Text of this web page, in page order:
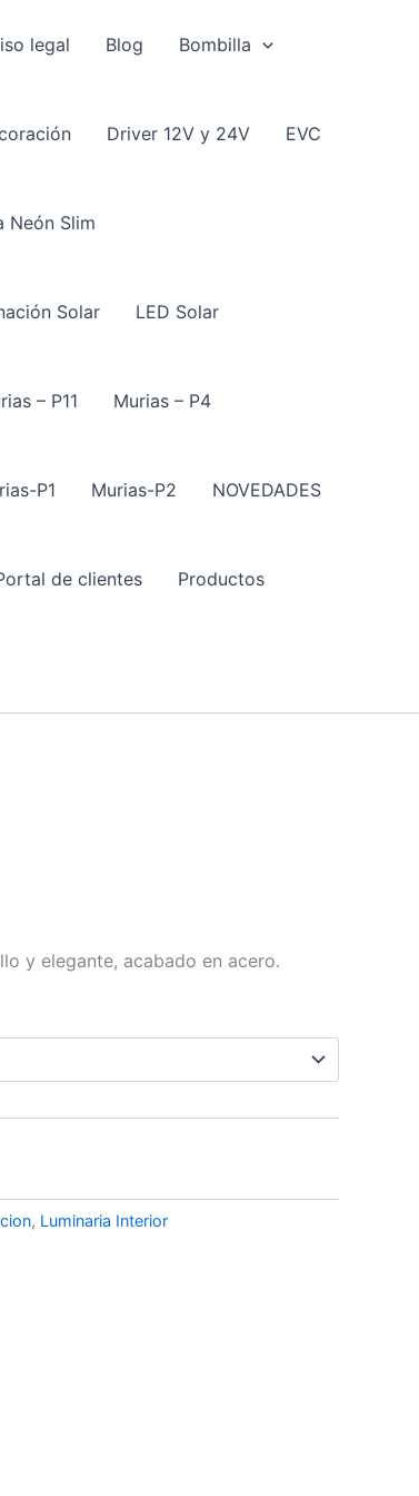
legal Blog Bombilla
Driver 12V y 24V EVC
Neón Slim
Solar LED Solar
– P11 Murias – P4
P1 Murias-P2 NOVEDADES
de clientes Productos
y elegante, acabado en acero.
, Luminaria Interior